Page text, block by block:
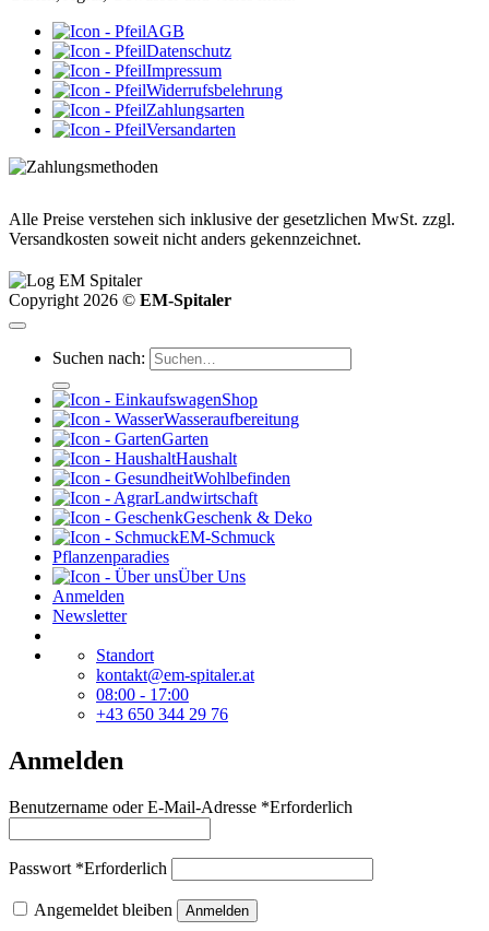
AGB
Datenschutz
Impressum
Widerrufsbelehrung
Zahlungsarten
Versandarten
Alle Preise verstehen sich inklusive der gesetzlichen MwSt. zzgl.
Versandkosten soweit nicht anders gekennzeichnet.
Copyright 2026 © EM-Spitaler
Suchen nach:
Shop
Wasseraufbereitung
Garten
Haushalt
Wohlbefinden
Landwirtschaft
Geschenk & Deko
EM-Schmuck
Pflanzenparadies
Über Uns
Anmelden
Newsletter
Standort
kontakt@em-spitaler.at
08:00 - 17:00
+43 650 344 29 76
Anmelden
Benutzername oder E-Mail-Adresse *Erforderlich
Passwort *Erforderlich
Angemeldet bleiben Anmelden